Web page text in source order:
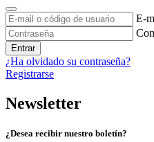
E-
Entrar
¿Ha olvidado su contraseña?
Registrarse
Newsletter
¿Desea recibir nuestro boletín?